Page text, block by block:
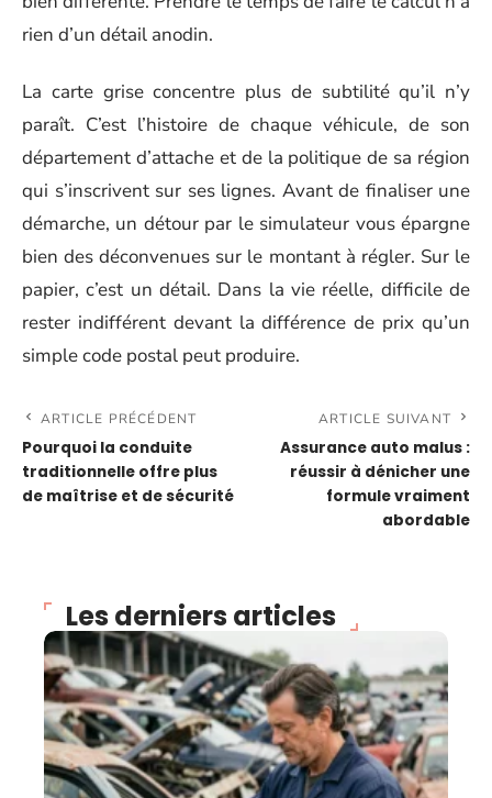
rien d’un détail anodin.
La carte grise concentre plus de subtilité qu’il n’y
paraît. C’est l’histoire de chaque véhicule, de son
département d’attache et de la politique de sa région
qui s’inscrivent sur ses lignes. Avant de finaliser une
démarche, un détour par le simulateur vous épargne
bien des déconvenues sur le montant à régler. Sur le
papier, c’est un détail. Dans la vie réelle, difficile de
rester indifférent devant la différence de prix qu’un
simple code postal peut produire.
ARTICLE PRÉCÉDENT
Pourquoi la conduite
traditionnelle offre plus
de maîtrise et de sécurité
ARTICLE SUIVANT
Assurance auto malus :
réussir à dénicher une
formule vraiment
abordable
Les derniers articles